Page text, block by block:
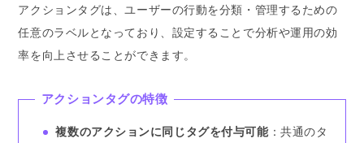
アクションタグは、ユーザーの行動を分類・管理するための
任意のラベルとなっており、設定することで分析や運用の効
率を向上させることができます。
アクションタグの特徴
複数のアクションに同じタグを付与可能：共通のタ